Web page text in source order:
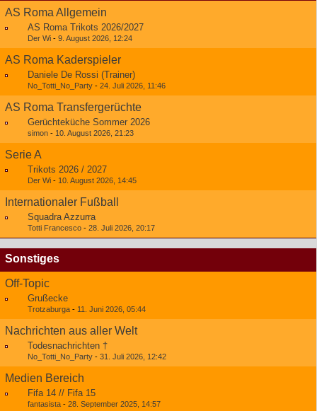
AS Roma Allgemein
AS Roma Trikots 2026/2027
Der Wi - 9. August 2026, 12:24
AS Roma Kaderspieler
Daniele De Rossi (Trainer)
No_Totti_No_Party - 24. Juli 2026, 11:46
AS Roma Transfergerüchte
Gerüchteküche Sommer 2026
simon - 10. August 2026, 21:23
Serie A
Trikots 2026 / 2027
Der Wi - 10. August 2026, 14:45
Internationaler Fußball
Squadra Azzurra
Totti Francesco - 28. Juli 2026, 20:17
Sonstiges
Off-Topic
Grußecke
Trotzaburga - 11. Juni 2026, 05:44
Nachrichten aus aller Welt
Todesnachrichten †
No_Totti_No_Party - 31. Juli 2026, 12:42
Medien Bereich
Fifa 14 // Fifa 15
fantasista - 28. September 2025, 14:57